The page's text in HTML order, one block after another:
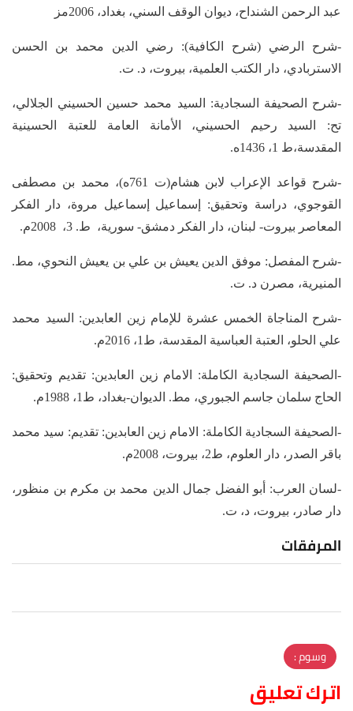
عبد الرحمن الشنداح، ديوان الوقف السني، بغداد، 2006مز
-شرح الرضي (شرح الكافية): رضي الدين محمد بن الحسن
الاستربادي، دار الكتب العلمية، بيروت، د. ت.
-شرح الصحيفة السجادية: السيد محمد حسين الحسيني الجلالي،
تح: السيد رحيم الحسيني، الأمانة العامة للعتبة الحسينية
المقدسة،ط 1، 1436ه.
-شرح قواعد الإعراب لابن هشام(ت 761ه)، محمد بن مصطفى
القوجوي، دراسة وتحقيق: إسماعيل إسماعيل مروة، دار الفكر
المعاصر بيروت- لبنان، دار الفكر دمشق- سورية، ط. 3، 2008م.
-شرح المفصل: موفق الدين يعيش بن علي بن يعيش النحوي، مط.
المنيرية، مصرن د. ت.
-شرح المناجاة الخمس عشرة للإمام زين العابدين: السيد محمد
علي الحلو، العتبة العباسية المقدسة، ط1، 2016م.
-الصحيفة السجادية الكاملة: الامام زين العابدين: تقديم وتحقيق:
الحاج سلمان جاسم الجبوري، مط. الديوان-بغداد، ط1، 1988م.
-الصحيفة السجادية الكاملة: الامام زين العابدين: تقديم: سيد محمد
باقر الصدر، دار العلوم، ط2، بيروت، 2008م.
-لسان العرب: أبو الفضل جمال الدين محمد بن مكرم بن منظور،
دار صادر، بيروت، د، ت.
المرفقات
وسوم :
اترك تعليق